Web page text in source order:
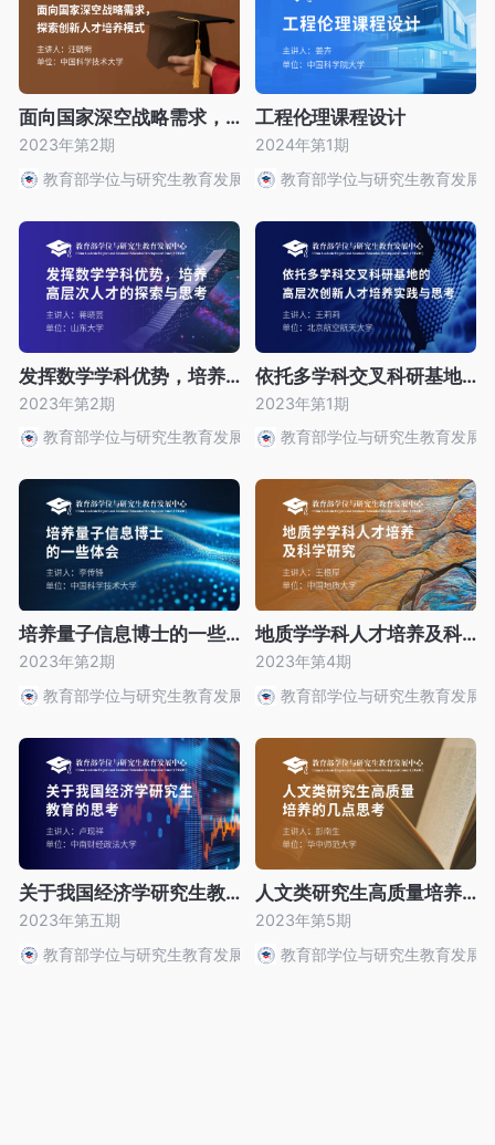
面向国家深空战略需求，探索创新人才培养模式
2023年第2期
教育部学位与研究生教育发展中心
工程伦理课程设计
2024年第1期
教育部学位与研究生教育发展
发挥数学学科优势，培养高层次人才的探索与思考
2023年第2期
教育部学位与研究生教育发展中心
依托多学科交叉科研基地的高层次创新人才培养实践与思考
2023年第1期
教育部学位与研究生教育发展
培养量子信息博士的一些体会
2023年第2期
教育部学位与研究生教育发展中心
地质学学科人才培养及科学研究
2023年第4期
教育部学位与研究生教育发展
关于我国经济学研究生教育的思考
2023年第五期
教育部学位与研究生教育发展中心
人文类研究生高质量培养的几点思考
2023年第5期
教育部学位与研究生教育发展